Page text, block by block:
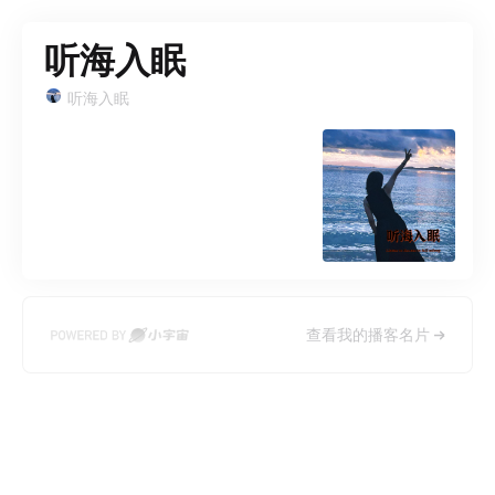
听海入眠
听海入眠
查看我的播客名片